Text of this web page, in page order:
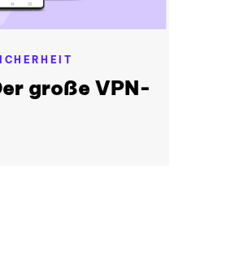
große VPN-